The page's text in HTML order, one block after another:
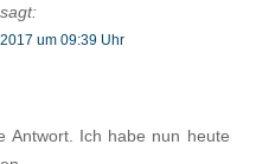
sagt:
um 09:39 Uhr
Antwort. Ich habe nun heute